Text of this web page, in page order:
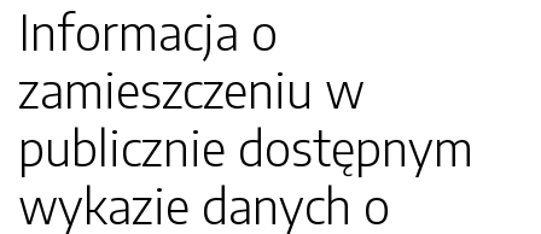
Informacja o
zamieszczeniu w
publicznie dostępnym
wykazie danych o